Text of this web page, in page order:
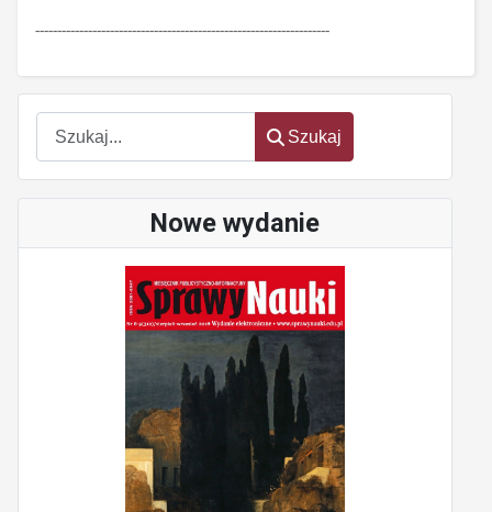
Szukaj
Szukaj
Nowe wydanie
-------------------------------------------------------------------